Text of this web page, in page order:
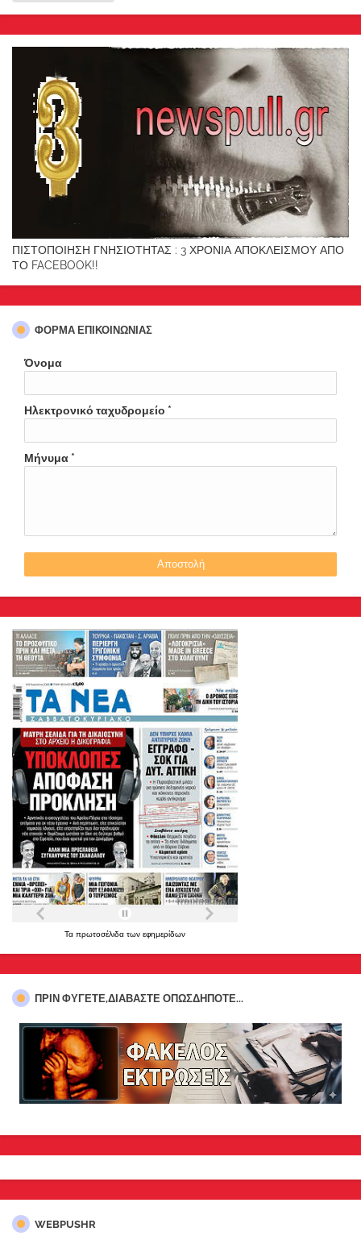
ΠΙΣΤΟΠΟΙΗΣΗ ΓΝΗΣΙΟΤΗΤΑΣ : 3 ΧΡΟΝΙΑ ΑΠΟΚΛΕΙΣΜΟΥ ΑΠΟ
ΤΟ FACEBOOK!!
ΦΌΡΜΑ ΕΠΙΚΟΙΝΩΝΊΑΣ
Όνομα
Ηλεκτρονικό ταχυδρομείο *
Μήνυμα *
Τα πρωτοσέλιδα των εφημερίδων
ΠΡΊΝ ΦΎΓΕΤΕ,ΔΙΑΒΆΣΤΕ ΟΠΩΣΔΉΠΟΤΕ...
WEBPUSHR